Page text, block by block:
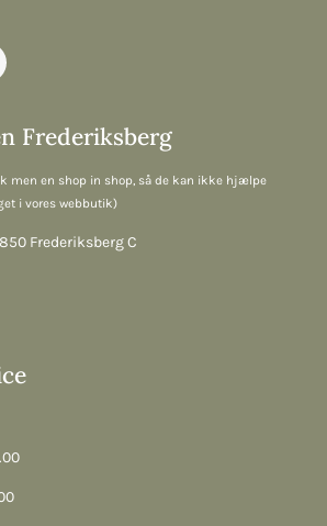
Frederiksberg
men en shop in shop, så de kan ikke hjælpe
i vores webbutik)
Frederiksberg C